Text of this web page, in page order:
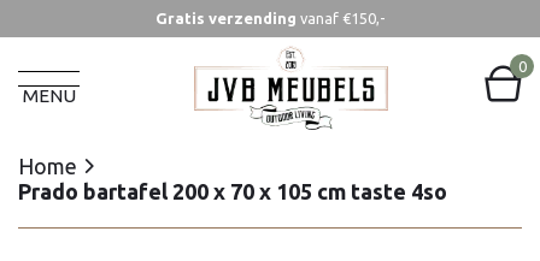
Gratis verzending vanaf €150,-
MENU
0
Home
Prado bartafel 200 x 70 x 105 cm taste 4so
Home
Prado bartafel 200 x 70 x 105 cm taste 4so